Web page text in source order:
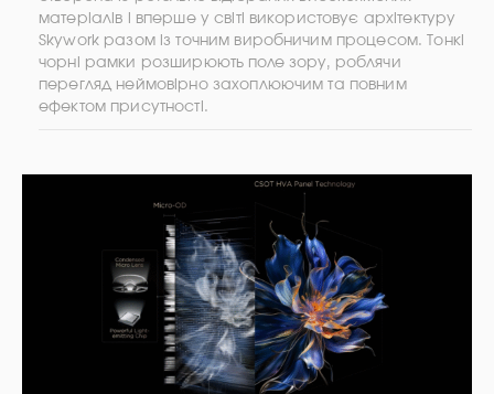
матеріалів і вперше у світі використовує архітектуру
Skywork разом із точним виробничим процесом. Тонкі
чорні рамки розширюють поле зору, роблячи
перегляд неймовірно захоплюючим та повним
ефектом присутності.